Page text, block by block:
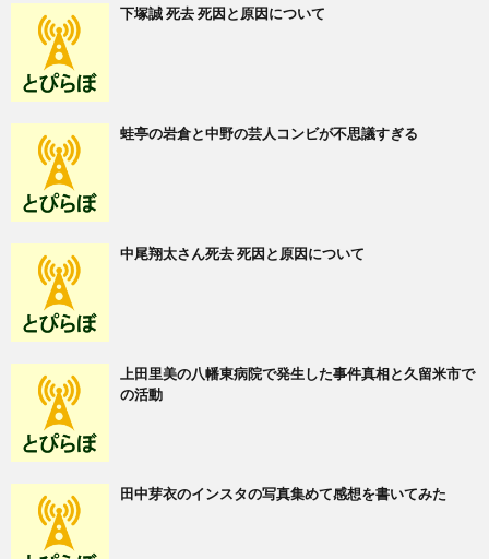
下塚誠 死去 死因と原因について
蛙亭の岩倉と中野の芸人コンビが不思議すぎる
中尾翔太さん死去 死因と原因について
上田里美の八幡東病院で発生した事件真相と久留米市で
の活動
田中芽衣のインスタの写真集めて感想を書いてみた